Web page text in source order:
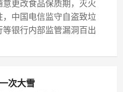
更改食品保质期，灭火
中国电信监守自盗致垃
银行内部监管漏洞百出
次大雪